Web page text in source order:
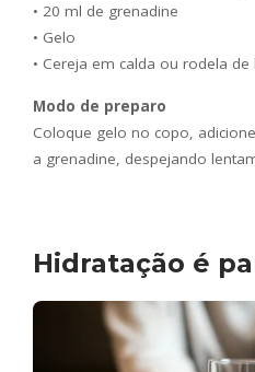
• 20 ml de grenadine
• Gelo
• Cereja em calda ou rodela
Modo de preparo
Coloque gelo no copo,
a grenadine, despejando
Hidratação é